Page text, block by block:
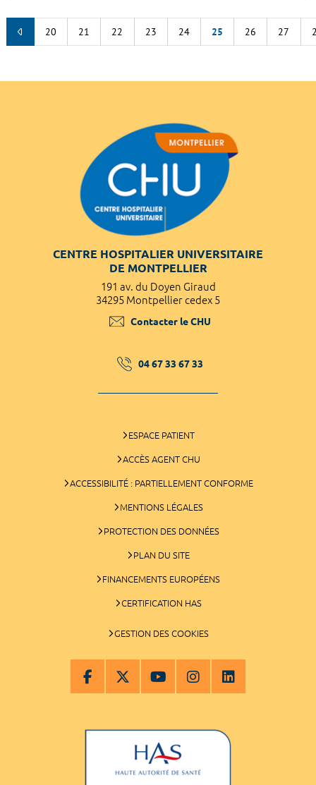
20 21 22 23 24 25 26 27
CENTRE HOSPITALIER UNIVERSITAIRE
DE MONTPELLIER
191 av. du Doyen Giraud
34295 Montpellier cedex 5
Contacter le CHU
04 67 33 67 33
ESPACE PATIENT
ACCÈS AGENT CHU
ACCESSIBILITÉ : PARTIELLEMENT CONFORME
MENTIONS LÉGALES
PROTECTION DES DONNÉES
PLAN DU SITE
FINANCEMENTS EUROPÉENS
CERTIFICATION HAS
GESTION DES COOKIES